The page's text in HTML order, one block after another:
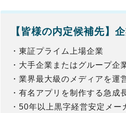
【 皆様の内定候補先】
・東証プライム上場企業
・大手企業またはグループ企
・業界最大級のメディアを運
・有名アプリを制作する急成
・50年以上黒字経営安定メー